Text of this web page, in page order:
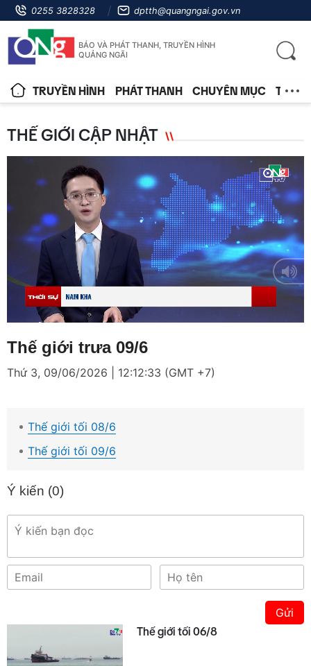
0255 3828328 dptth@quangngai.gov.vn
BÁO VÀ PHÁT THANH, TRUYỀN HÌNH
QUẢNG NGÃI
TRUYỀN HÌNH PHÁT THANH CHUYÊN MỤC TIN
THẾ GIỚI CẬP NHẬT
Mute Loaded:
5.56%
Thế giới trưa 09/6
Thứ 3, 09/06/2026 | 12:12:33 (GMT +7)
Thế giới tối 08/6
Thế giới tối 09/6
Ý kiến (0)
Gửi
Thế giới tối 06/8